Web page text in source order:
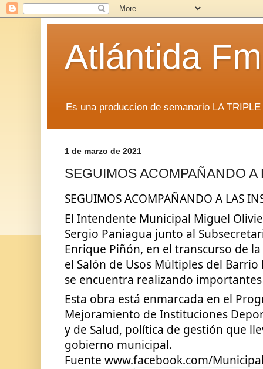
Atlántida
Es una produccion de semanario LA
1 de marzo de 2021
SEGUIMOS ACOMPAÑANDO
SEGUIMOS ACOMPAÑANDO A LAS
El Intendente Municipal Miguel
Sergio Paniagua junto al
Enrique Piñón, en el transcurso de
el Salón de Usos Múltiples del
se encuentra realizando
Esta obra está enmarcada en el
Mejoramiento de Instituciones
y de Salud, política de gestión que
gobierno municipal.
Fuente www.facebook.com/